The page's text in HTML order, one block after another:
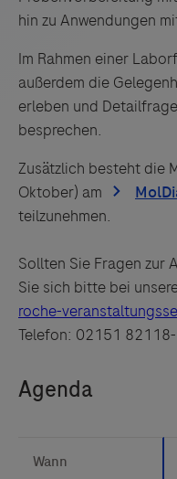
hin zu Anwendungen
Im Rahmen einer
außerdem die
erleben und
besprechen.
Zusätzlich besteht die
Oktober) am
teilzunehmen.
Sollten Sie Fragen zur
Sie sich bitte bei
roche-
Telefon: 02151
Servicegedankens
keine Meinung über
lehnt
Drittinformationen